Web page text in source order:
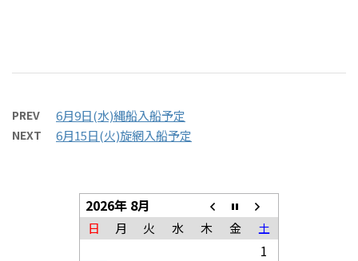
PREV 6月9日(水)縄船入船予定
NEXT 6月15日(火)旋網入船予定
2026年 8月
日 月 火 水 木 金 土
1